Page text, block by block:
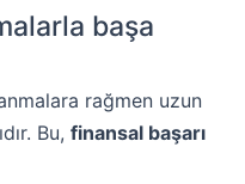
başa
rağmen uzun
Bu, finansal başarı